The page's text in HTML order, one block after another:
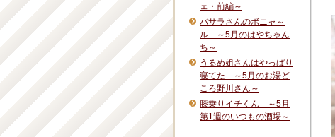
ェ・前編～
バサラさんのボニャ～
ル ～5月のはやちゃん
ち～
うるめ姐さんはやっぱり
寝てた ～5月のお湯ど
ころ野川さん～
膝乗りイチくん ～5月
第1週のいつもの酒場～